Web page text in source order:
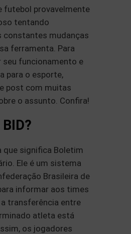
futebol provavelmente
tentando
constantes mudanças
ferramenta. Para
seu funcionamento e
para o esporte,
post com muitas
o assunto. Confira!
que significa Boletim
Ele é um sistema
Brasileira de
informar aos times
transferência entre
atleta está
os jogadores